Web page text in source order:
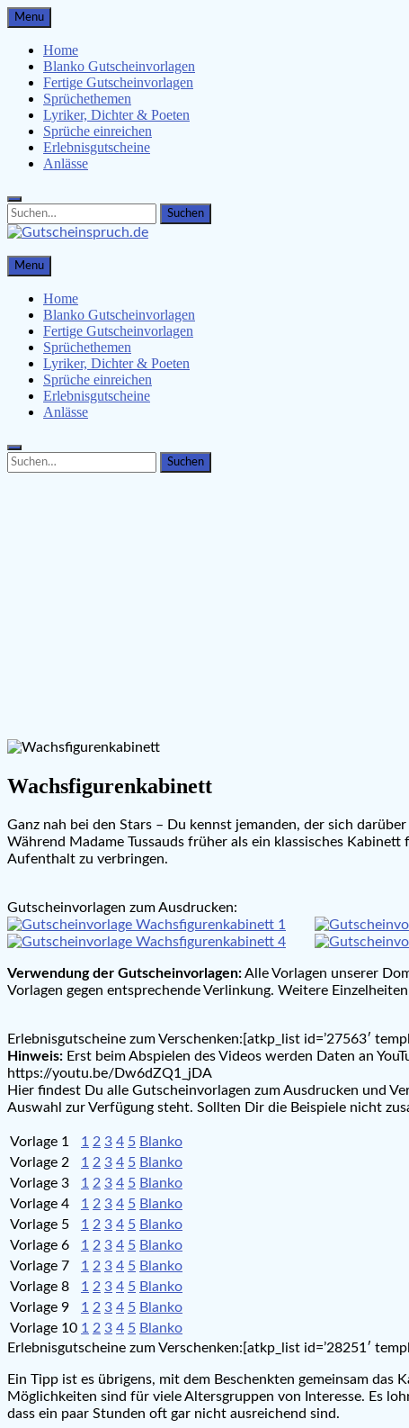
Skip
to
content
Menu
Home
Blanko Gutscheinvorlagen
Fertige Gutscheinvorlagen
Sprüchethemen
Lyriker, Dichter & Poeten
Sprüche einreichen
Erlebnisgutscheine
Anlässe
Search
for:
Search
Gutscheinspruch.de
Gutscheinsprüche & Gutscheinvorlagen finden
Menu
Home
Blanko Gutscheinvorlagen
Fertige Gutscheinvorlagen
Sprüchethemen
Lyriker, Dichter & Poeten
Sprüche einreichen
Erlebnisgutscheine
Anlässe
Search
for:
Search
Wachsfigurenkabinett
Ganz nah bei den Stars – Du kennst jemanden, der sich
Während Madame Tussauds früher als ein klassisches
Aufenthalt zu verbringen.
Gutscheinvorlagen zum Ausdrucken:
Verwendung der Gutscheinvorlagen:Alle Vorlagen unserer
Vorlagen gegen entsprechende Verlinkung. Weitere
Erlebnisgutscheine zum Verschenken:[atkp_list id=’27563′
Hinweis: Erst beim Abspielen des Videos werden Daten an
https://youtu.be/Dw6dZQ1_jDA
Hier findest Du alle Gutscheinvorlagen zum Ausdrucken und
Auswahl zur Verfügung steht. Sollten Dir die Beispiele nicht
Vorlage 1 1 2 3 4 5 Blanko
Vorlage 2
1 2 3 4 5 Blanko
Vorlage 3
1 2 3 4 5 Blanko
Vorlage 4
1 2 3 4 5 Blanko
Vorlage 5
1 2 3 4 5 Blanko
Vorlage 6
1 2 3 4 5 Blanko
Vorlage 7
1 2 3 4 5 Blanko
Vorlage 8
1 2 3 4 5 Blanko
Vorlage 9
1 2 3 4 5 Blanko
Vorlage 10 1 2 3 4 5 Blanko
Erlebnisgutscheine zum Verschenken:[atkp_list id=’28251′
Ein Tipp ist es übrigens, mit dem Beschenkten gemeinsam
Möglichkeiten sind für viele Altersgruppen von Interesse. Es
dass ein paar Stunden oft gar nicht ausreichend sind.